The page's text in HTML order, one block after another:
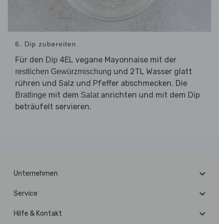
6. Dip zubereiten
Für den Dip 4EL vegane Mayonnaise mit der
restlichen Gewürzmischung und 2TL Wasser glatt
rühren und Salz und Pfeffer abschmecken. Die
Bratlinge mit dem Salatanrichten und mit dem Dip
beträufelt servieren.
Unternehmen
Service
Hilfe & Kontakt